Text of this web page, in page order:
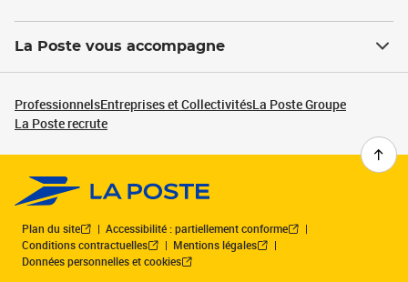
La Poste vous accompagne
ProfessionnelsEntreprises et CollectivitésLa Poste Groupe
La Poste recrute
Plan du site
Accessibilité : partiellement conforme
Conditions contractuelles
Mentions légales
Données personnelles et cookies